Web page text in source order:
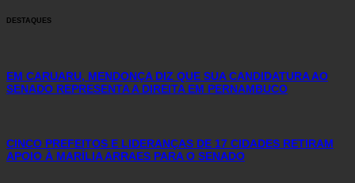
DESTAQUES
EM CARUARU, MENDONÇA DIZ QUE SUA CANDIDATURA AO
SENADO REPRESENTA A DIREITA EM PERNAMBUCO
CINCO PREFEITOS E LIDERANÇAS DE 17 CIDADES RETIRAM
APOIO À MARÍLIA ARRAES PARA O SENADO